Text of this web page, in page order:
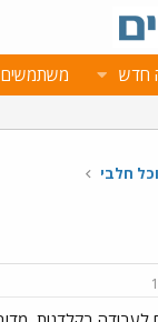
חדש משתמשים
חלבי